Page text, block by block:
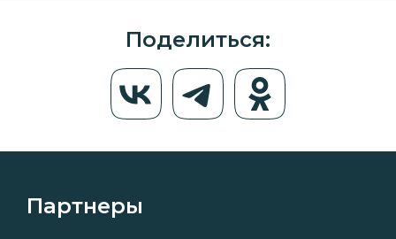
Поделиться:
Партнеры